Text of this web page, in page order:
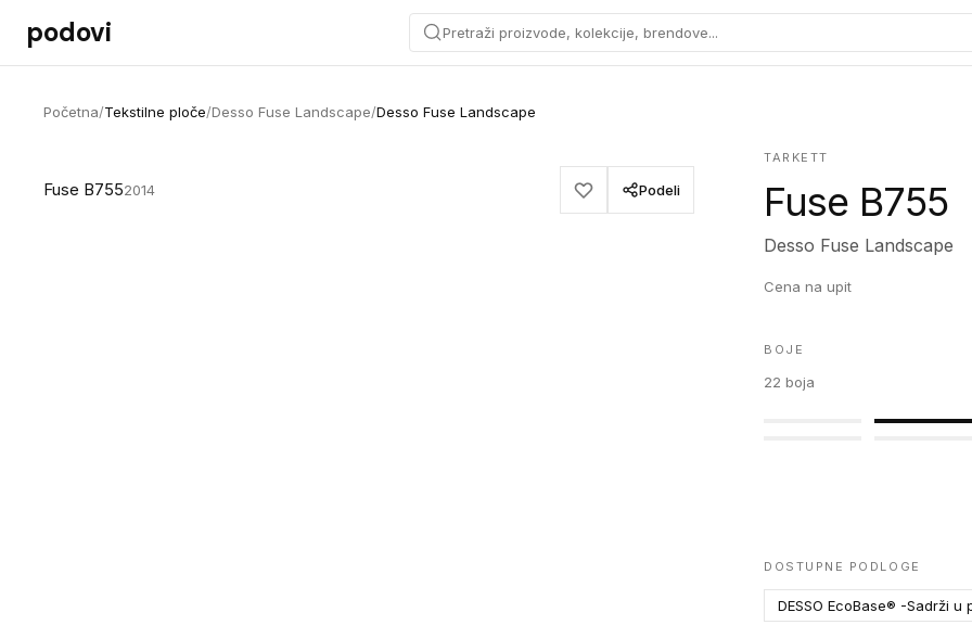
Preskoči na sadržaj
podovi Pretraži proizvode, kolekcije, brendove...
Početna/Tekstilne ploče/Desso Fuse Landscape/Desso Fuse Landscape
Fuse B7552014 Podeli
TARKETT
Fuse B755
Desso Fuse Landscape
Cena na upit
BOJE
22 boja
DOSTUPNE PODLOGE
DESSO EcoBase® -Sadrži